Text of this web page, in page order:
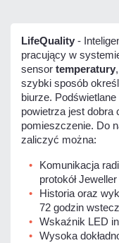
LifeQuality -
pracujący w
sensor temperatury,
szybki sposób
biurze.
powietrza jest
pomieszczenie. Do
zaliczyć można:
Komunikacja
protokół Jeweller
Historia oraz
72 godzin
Wskaźnik LED
Wysoka